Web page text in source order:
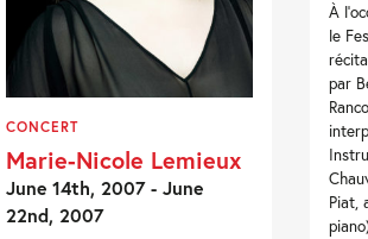
CONCERT
Marie-Nicole Lemieux
June 14th, 2007 - June
22nd, 2007
À
le
par
Piat,